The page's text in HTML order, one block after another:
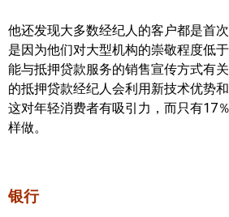
地产杂谈
走近加拿大
为什么移民加拿大
加拿大的历史文化
他还发现大多数经纪人的客户都是首
是因为他们对大型机构的崇敬程度低
能与抵押贷款服务的销售宣传方式有
的抵押贷款经纪人会利用新技术优势
这对年轻消费者有吸引力，而只有17
样做。
银行